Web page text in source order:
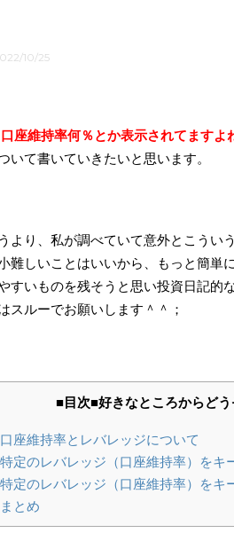
10/25
口座維持率何％とか表示されてますよ
いて書いていきたいと思います。
より、私が調べていて意外とこうい
難しいことはいいから、もっと簡単
すいものを残そうと思い投資日記的
スルーでお願いします＾＾；
■目次■好きなところからどう
座維持率とレバレッジについて
定のレバレッジ（口座維持率）をキ
定のレバレッジ（口座維持率）をキ
とめ